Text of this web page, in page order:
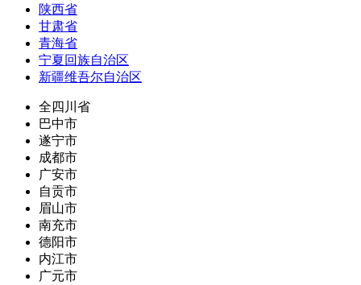
陕西省
甘肃省
青海省
宁夏回族自治区
新疆维吾尔自治区
全四川省
巴中市
遂宁市
成都市
广安市
自贡市
眉山市
南充市
德阳市
内江市
广元市